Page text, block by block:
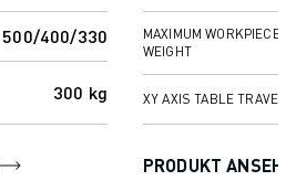
500/400/330
300 kg
MAXIMUM WORKPIECE
WEIGHT
XY AXIS TABLE TRAVEL
PRODUKT